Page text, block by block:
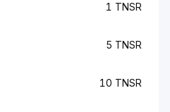
1 TNSR
5 TNSR
10 TNSR